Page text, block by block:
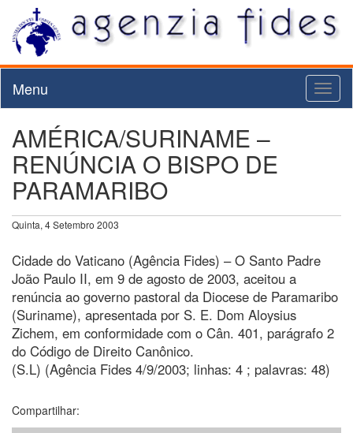
Menu
AMÉRICA/SURINAME –
RENÚNCIA O BISPO DE
PARAMARIBO
Quinta, 4 Setembro 2003
Cidade do Vaticano (Agência Fides) – O Santo Padre
João Paulo II, em 9 de agosto de 2003, aceitou a
renúncia ao governo pastoral da Diocese de Paramaribo
(Suriname), apresentada por S. E. Dom Aloysius
Zichem, em conformidade com o Cân. 401, parágrafo 2
do Código de Direito Canônico.
(S.L) (Agência Fides 4/9/2003; linhas: 4 ; palavras: 48)
Compartilhar: